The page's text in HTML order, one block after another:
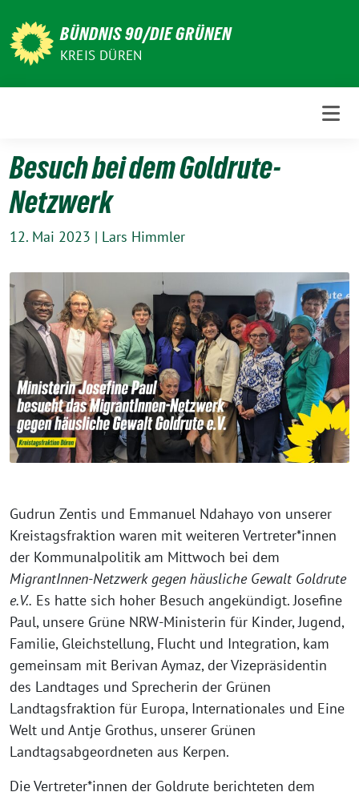
zum
Inhalt
BÜNDNIS 90/DIE GRÜNEN
KREIS DÜREN
Besuch bei dem Goldrute-
Netzwerk
12. Mai 2023 | Lars Himmler
Gudrun Zentis und Emmanuel Ndahayo von unserer
Kreistagsfraktion waren mit weiteren Vertreter*innen
der Kommunalpolitik am Mittwoch bei dem
MigrantInnen-Netzwerk gegen häusliche Gewalt Goldrute
e.V.. Es hatte sich hoher Besuch angekündigt. Josefine
Paul, unsere Grüne NRW-Ministerin für Kinder, Jugend,
Familie, Gleichstellung, Flucht und Integration, kam
gemeinsam mit Berivan Aymaz, der Vizepräsidentin
des Landtages und Sprecherin der Grünen
Landtagsfraktion für Europa, Internationales und Eine
Welt und Antje Grothus, unserer Grünen
Landtagsabgeordneten aus Kerpen.
Die Vertreter*innen der Goldrute berichteten dem